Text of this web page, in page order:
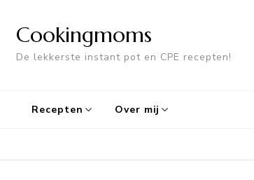
Cookingmoms
De lekkerste instant pot en CPE recepten!
Recepten Over mij